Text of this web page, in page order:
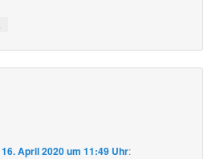
16. April 2020 um 11:49 Uhr: